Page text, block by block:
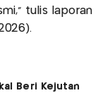
tulis laporan
Beri Kejutan